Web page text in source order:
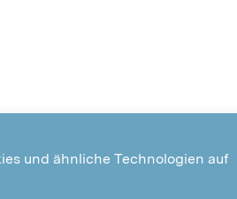
und ähnliche Technologien auf